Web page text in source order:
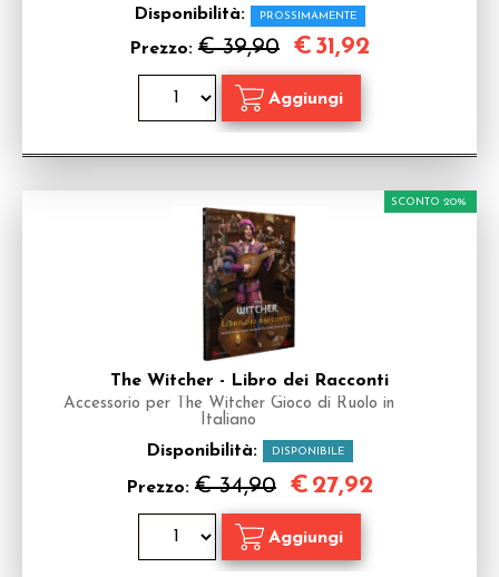
Disponibilità: PROSSIMAMENTE
Prezzo: € 39,90 € 31,92
The Witcher - Libro dei Racconti
Accessorio per The Witcher Gioco di Ruolo in
Italiano
Disponibilità: DISPONIBILE
Prezzo: € 34,90
SCONTO 20%
€ 27,92